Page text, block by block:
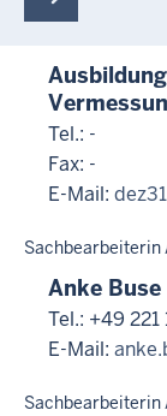
Tel.: -
Fax: -
E-Mail:
Sachbearbeiterin
Anke Buse
Tel.: +49
E-Mail:
Sachbearbeiterin